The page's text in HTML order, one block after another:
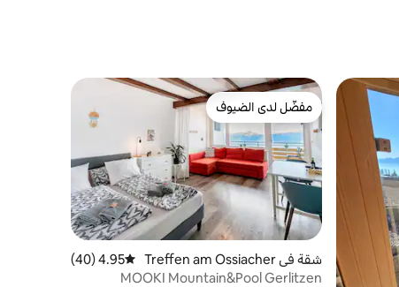
مفضّل لدى الضيوف
مفضّل لدى الضيوف
شقة في Treffen am Ossiacher
See
متوسط التقييم 4.95 من 5، 40 مراجعات
4.95 (40)
MOOKI Mountain&Pool Gerlitzen